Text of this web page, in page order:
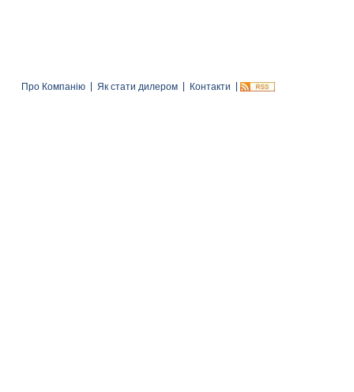
Про Компанію Як стати дилером Контакти